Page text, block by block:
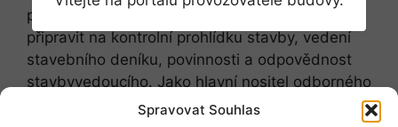
Spravovat Souhlas
potřebné – co mění nový stavební zákon, jak se
připravit na kontrolní prohlídku stavby, vedení
stavebního deníku, povinnosti a odpovědnost
stavbyvedoucího. Jako hlavní nositel odborného
vedení realizace stavby se naučíte používat